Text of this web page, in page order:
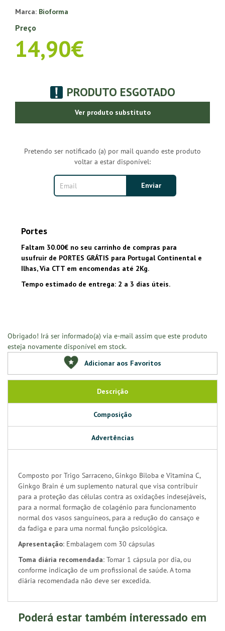
Marca: Bioforma
Preço
14,90€
PRODUTO ESGOTADO
Ver produto substituto
Pretendo ser notificado (a) por mail quando este produto
voltar a estar disponível:
Portes
Faltam 30.00€ no seu carrinho de compras para
usufruir de PORTES GRÁTIS para Portugal Continental e
Ilhas, Via CTT em encomendas até 2Kg.
Tempo estimado de entrega: 2 a 3 dias úteis.
Obrigado! Irá ser informado(a) via e-mail assim que este produto
esteja novamente disponível em stock.
Adicionar aos Favoritos
Descrição
Composição
Advertências
Composto por Trigo Sarraceno, Ginkgo Biloba e Vitamina C,
Ginkgo Brain é um suplemento natural que visa contribuir
para a proteção das células contra as oxidações indesejáveis,
para a normal formação de colagénio para funcionamento
normal dos vasos sanguíneos, para a redução do cansaço e
da fadiga e para uma normal função psicológica.
Apresentação: Embalagem com 30 cápsulas
Toma diária recomendada: Tomar 1 cápsula por dia, ou
conforme indicação de um profissional de saúde. A toma
diária recomendada não deve ser excedida.
Poderá estar também interessado em